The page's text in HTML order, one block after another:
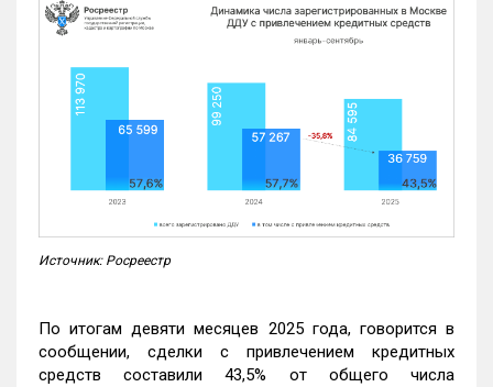
Источник: Росреестр
По итогам девяти месяцев 2025 года, говорится в
сообщении, сделки с привлечением кредитных
средств составили 43,5% от общего числа